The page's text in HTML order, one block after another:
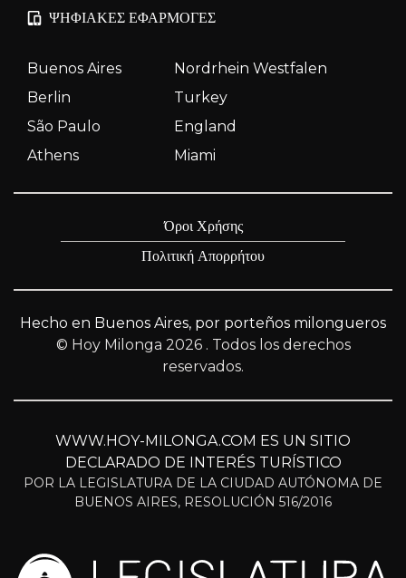
ΨΗΦΙΑΚΈΣ ΕΦΑΡΜΟΓΈΣ
Buenos Aires
Nordrhein Westfalen
Berlin
Turkey
São Paulo
England
Athens
Miami
Όροι Χρήσης
Πολιτική Απορρήτου
Hecho en Buenos Aires, por porteños milongueros
© Hoy Milonga 2026 . Todos los derechos
reservados.
WWW.HOY-MILONGA.COM ES UN SITIO
DECLARADO DE INTERÉS TURÍSTICO
POR LA LEGISLATURA DE LA CIUDAD AUTÓNOMA DE
BUENOS AIRES, RESOLUCIÓN 516/2016